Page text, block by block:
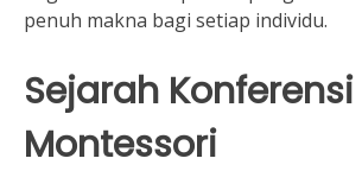
penuh makna bagi setiap individu.
Sejarah Konferensi
Montessori